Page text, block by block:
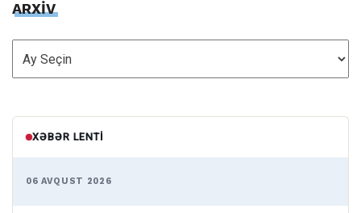
ARXİV
ARXİV
XƏBƏR LENTI
06 AVQUST 2026